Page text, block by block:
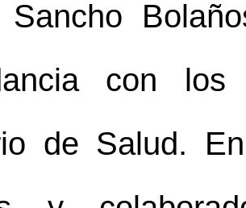
Sancho
con
de Salud.